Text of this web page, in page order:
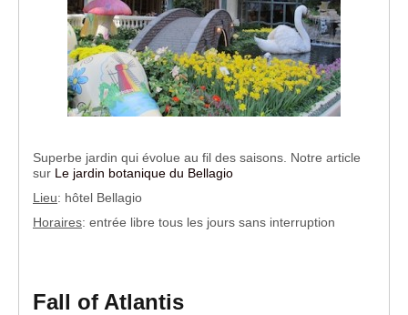
Superbe jardin qui évolue au fil des saisons. Notre article
sur Le jardin botanique du Bellagio
Lieu: hôtel Bellagio
Horaires: entrée libre tous les jours sans interruption
Fall of Atlantis